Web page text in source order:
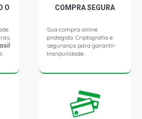
O
COMPRA SEGURA
Sua compra online
protegida. Criptografia e
segurança para garantir
tranquilidade.